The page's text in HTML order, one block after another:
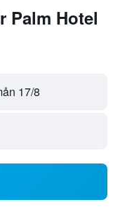
Palm Hotel
17/8